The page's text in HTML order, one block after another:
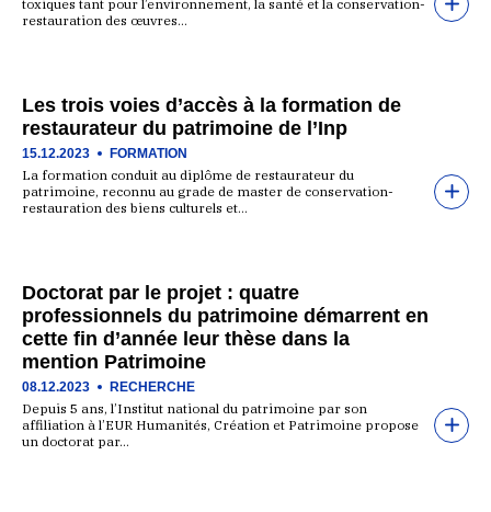
toxiques tant pour l’environnement, la santé et la conservation-
restauration des œuvres…
Les trois voies d’accès à la formation de
restaurateur du patrimoine de l’Inp
15.12.2023 FORMATION
La formation conduit au diplôme de restaurateur du
patrimoine, reconnu au grade de master de conservation-
restauration des biens culturels et…
Doctorat par le projet : quatre
professionnels du patrimoine démarrent en
cette fin d’année leur thèse dans la
mention Patrimoine
08.12.2023 RECHERCHE
Depuis 5 ans, l’Institut national du patrimoine par son
affiliation à l’EUR Humanités, Création et Patrimoine propose
un doctorat par…